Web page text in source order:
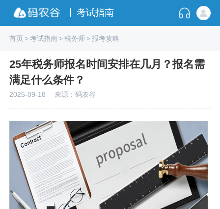
考试指南
首页>考试指南>税务师>报考攻略
25年税务师报名时间安排在几月？报名需
满足什么条件？
2025-09-18 来源：码农谷